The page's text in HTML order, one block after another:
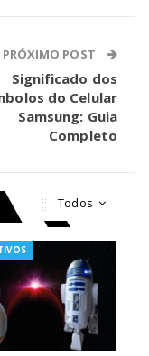
PRÓXIMO POST
Significado dos
do Celular
Samsung: Guia
Completo
Todos